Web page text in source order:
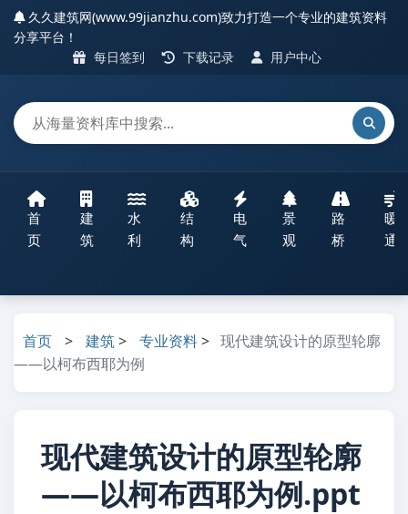
久久建筑网(www.99jianzhu.com)致力打造一个专业的建筑资料
分享平台！
每日签到
下载记录 用户中心
首
页
建
筑
水
利
结
构
电
气
景
观
路
桥
暖
通
首页 > 建筑> 专业资料> 现代建筑设计的原型轮廓
——以柯布西耶为例
现代建筑设计的原型轮廓
——以柯布西耶为例.ppt